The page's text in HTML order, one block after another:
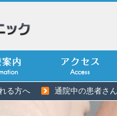
る方へ 通院中の患者さ